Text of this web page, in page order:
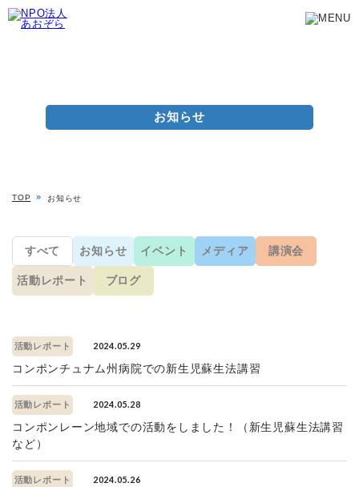
お知らせ
TOP お知らせ
すべて お知らせ イベント メディア 講演会
活動レポート ブログ
活動レポート 2024.05.29
コンポンチュナム州病院での新生児蘇生法講習
活動レポート 2024.05.28
コンポンレーン地域での活動をしました！（新生児蘇生法講習
など）
活動レポート 2024.05.26